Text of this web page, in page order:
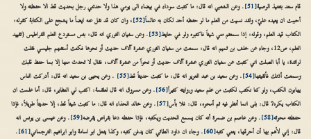
قام سعد بتنفيذ الوصية[51]
. وعن الشعبي انه قال: ما كتبت سوداء في بيضاء الى يومي هذا ولا حدثني رجل بحديث قط الا حفظته ولا
أحببت ان يعيده عليّ، ولقد نسيت من العلم ما لو حفظه أحد لكان به عالماً[52]
، وان كان قد نقل عنه ايضاً ما يشجع على الكتابة كقوله:
الكتاب قيد العلم، وقوله: إذا سمعتم مني شيئاً فاكتبوه ولو في حايط[53]
. وعن سفيان الثوري انه قال: بئس مستودع العلم القراطيس {تقييد
العلم، ص12، وجاء عن خلف بن تميم انه قال: سمعت من سفيان الثوري عشرة آلاف حديث أو نحوها فكنت أستفهم جليسي فقلت
لزائدة: يا أبا الصلت اني كتبت عن سفيان الثوري عشرة آلاف حديث أو نحواً من عشرة آلاف، فقال لا تحدث منها إلا بما حفظ قلبك
وسمعت أذنك فألقيتها[54] . وعن سعيد بن عبد العزيز انه قال: ما كتبت حديثاً قط[55]
. وعن يحيى بن سعيد انه قال: أدركت الناس
يهابون الكتب، ولو كنا نكتب لكتبت من علم سعيد وروايته كثيراً[56]
. وعن مسروق انه قال لعلقمة: اكتب لي النظاير، قال: أما علمت ان
الكتاب يكره? قال: بلى انما أنظر فيه ثم أمحوه، قال: فلا بأس[57]
. وعن خالد الحذاء انه قال: ما كتبت شيئاً قط، إلا حديثاً طويلاً، فإذا
حفظته محوته[58] . وعن عاصم بن ضمرة أنه كان يسمع الحديث ويكتبه، فإذا حفظه دعا بقراض يقرضه[59]
. وعن عيسى بن يونس انه
قال: إني لأهم بها أن أحرقها، يعني كتبه[60] . وجاء ان داود الطائي كان يدفن كتبه، وكذا يفعل ابو اسامة وابو ابراهيم الترجماني[61]
.